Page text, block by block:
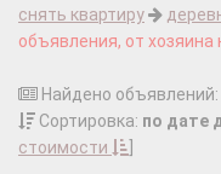
снять квартиру
объявления, от хозяина
Найдено объявлений:
Сортировка: по дате
стоимости